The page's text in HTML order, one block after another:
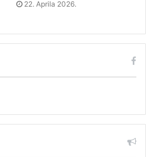
22. Aprila 2026.